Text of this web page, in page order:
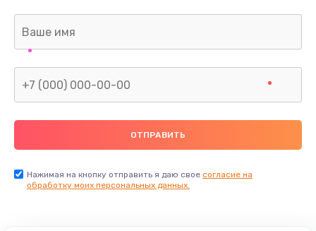
Нажимая на кнопку отправить я даю свое согласие на
обработку моих персональных данных.